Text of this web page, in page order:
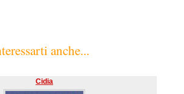
anche...
Cidia